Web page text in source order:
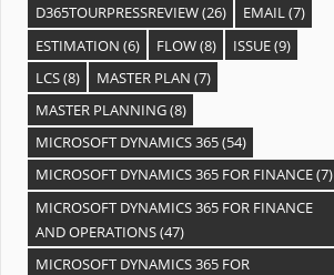
D365TOURPRESSREVIEW(26) EMAIL(7)
ESTIMATION (6) FLOW(8) ISSUE(9)
LCS(8) MASTER PLAN (7)
MASTER PLANNING(8)
MICROSOFT DYNAMICS 365(54)
MICROSOFT DYNAMICS 365 FOR FINANCE(7)
MICROSOFT DYNAMICS 365 FOR FINANCE
AND OPERATIONS(47)
MICROSOFT DYNAMICS 365 FOR